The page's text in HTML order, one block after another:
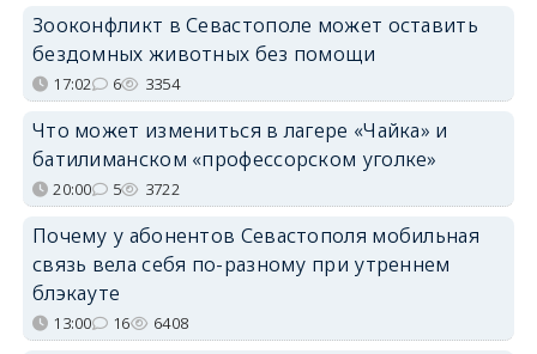
Зооконфликт в Севастополе может оставить
бездомных животных без помощи
17:02 6 3354
Что может измениться в лагере «Чайка» и
батилиманском «профессорском уголке»
20:00 5 3722
Почему у абонентов Севастополя мобильная
связь вела себя по-разному при утреннем
блэкауте
13:00 16 6408